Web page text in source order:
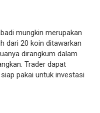
mungkin merupakan
dari 20 koin ditawarkan
dirangkum dalam
Trader dapat
pakai untuk investasi